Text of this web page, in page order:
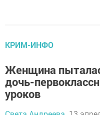
КРИМ-ИНФО
Женщина
дочь-
уроков